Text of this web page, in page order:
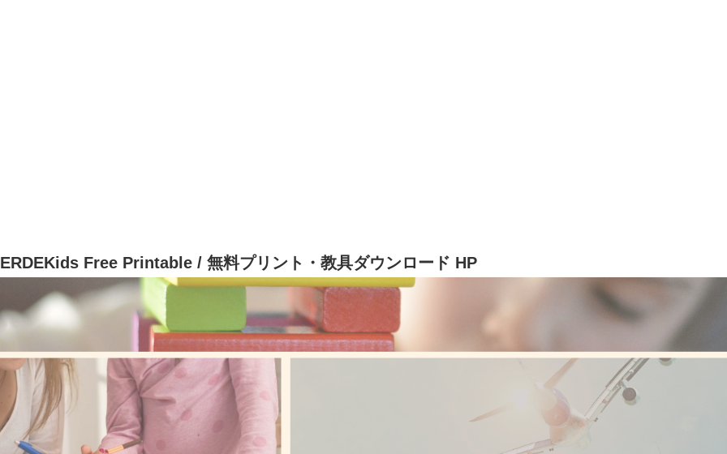
ERDEKids Free Printable / 無料プリント・教具ダウンロード HP